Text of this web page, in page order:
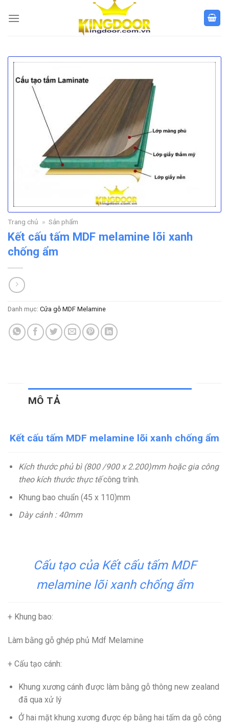
qua
Trang chủ » Sản phẩm
Kết cấu tấm MDF melamine lõi xanh
chống ẩm
Danh mục: Cửa gỗ MDF Melamine
MÔ TẢ
Kết cấu tấm MDF melamine lõi xanh chống ẩm
Kích thước phủ bì (800 /900 x 2.200)mm hoặc gia công
theo kích thước thực tếcông trình.
Khung bao chuẩn (45 x 110)mm
Dày cánh : 40mm
Cấu tạo của Kết cấu tấm MDF
melamine lõi xanh chống ẩm
+ Khung bao:
Làm bằng gỗ ghép phủ Mdf Melamine
+ Cấu tạo cánh:
Khung xương cánh được làm bằng gỗ thông new zealand
đã qua xử lý
Ở hai mặt khung xương được ép bằng hai tấm da gỗ công